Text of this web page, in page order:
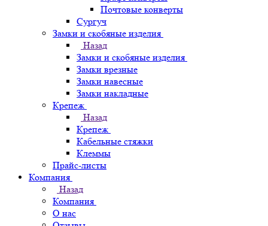
Почтовые конверты
Сургуч
Замки и скобяные изделия
Назад
Замки и скобяные изделия
Замки врезные
Замки навесные
Замки накладные
Крепеж
Назад
Крепеж
Кабельные стяжки
Клеммы
Прайс-листы
Компания
Назад
Компания
О нас